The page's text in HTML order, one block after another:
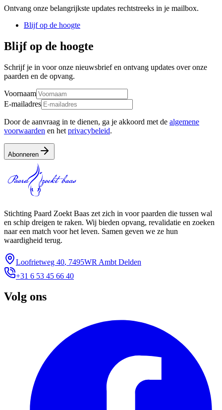
Ontvang onze belangrijkste updates rechtstreeks in je mailbox.
Blijf op de hoogte
Blijf op de hoogte
Schrijf je in voor onze nieuwsbrief en ontvang updates over onze
paarden en de opvang.
Voornaam
E-mailadres
Door de aanvraag in te dienen, ga je akkoord met de algemene
voorwaarden en het privacybeleid.
Abonneren
Stichting Paard Zoekt Baas zet zich in voor paarden die tussen wal
en schip dreigen te raken. Wij bieden opvang, revalidatie en zoeken
naar een match voor het leven. Samen geven we ze hun
waardigheid terug.
Loofrietweg 40, 7495WR Ambt Delden
+31 6 53 45 66 40
Volg ons